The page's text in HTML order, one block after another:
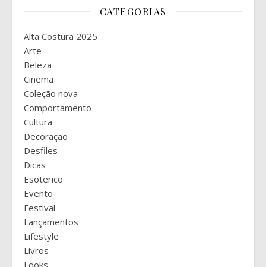
CATEGORIAS
Alta Costura 2025
Arte
Beleza
Cinema
Coleção nova
Comportamento
Cultura
Decoração
Desfiles
Dicas
Esoterico
Evento
Festival
Lançamentos
Lifestyle
Livros
Looks